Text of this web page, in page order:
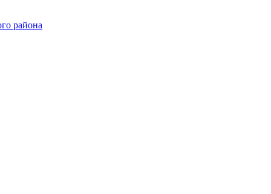
района